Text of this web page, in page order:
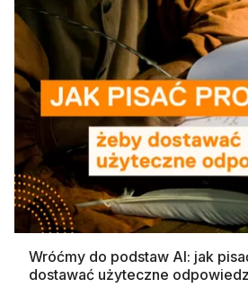
Wróćmy do podstaw AI: jak
dostawać użyteczne